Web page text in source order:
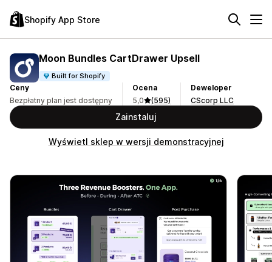
Shopify App Store
Moon Bundles CartDrawer Upsell
Built for Shopify
Ceny
Bezpłatny plan jest dostępny
Ocena
5,0
(595)
Deweloper
CScorp LLC
Zainstaluj
Wyświetl sklep w wersji demonstracyjnej